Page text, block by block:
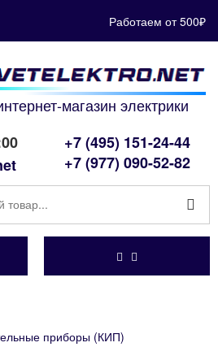
Работаем от 500₽
магазин электрики
+7 (495) 151-24-44
+7 (977) 090-52-82
приборы (КИП)